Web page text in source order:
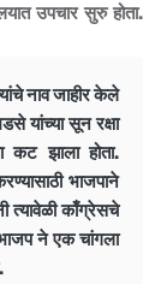
उपचार सुरु होता.
नाव जाहीर केले
यांच्या सून रक्षा
कट झाला होता.
भाजपाने
त्यावेळी काँग्रेसचे
ने एक चांगला